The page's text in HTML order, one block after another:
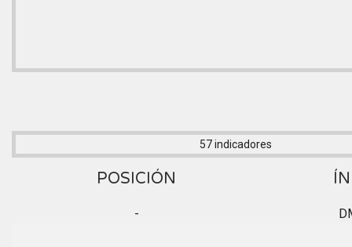
57 indicadores
POSICIÓN
-